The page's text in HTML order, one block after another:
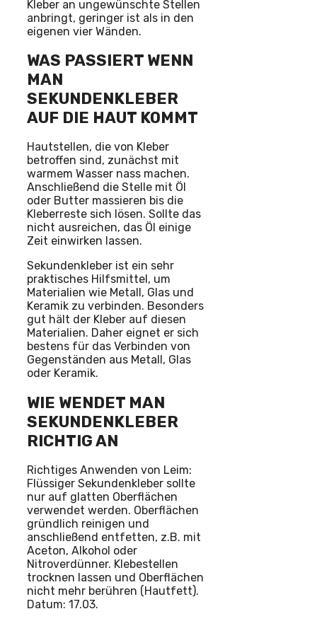
Kleber an ungewünschte Stellen
anbringt, geringer ist als in den
eigenen vier Wänden.
WAS PASSIERT WENN
MAN
SEKUNDENKLEBER
AUF DIE HAUT KOMMT
Hautstellen, die von Kleber
betroffen sind, zunächst mit
warmem Wasser nass machen.
Anschließend die Stelle mit Öl
oder Butter massieren bis die
Kleberreste sich lösen. Sollte das
nicht ausreichen, das Öl einige
Zeit einwirken lassen.
Sekundenkleber ist ein sehr
praktisches Hilfsmittel, um
Materialien wie Metall, Glas und
Keramik zu verbinden. Besonders
gut hält der Kleber auf diesen
Materialien. Daher eignet er sich
bestens für das Verbinden von
Gegenständen aus Metall, Glas
oder Keramik.
WIE WENDET MAN
SEKUNDENKLEBER
RICHTIG AN
Richtiges Anwenden von Leim:
Flüssiger Sekundenkleber sollte
nur auf glatten Oberflächen
verwendet werden. Oberflächen
gründlich reinigen und
anschließend entfetten, z.B. mit
Aceton, Alkohol oder
Nitroverdünner. Klebestellen
trocknen lassen und Oberflächen
nicht mehr berühren (Hautfett).
Datum: 17.03.